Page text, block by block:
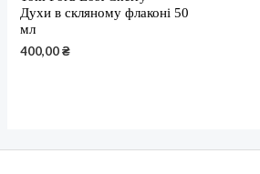
Духи в скляному флаконі 50
мл
400,00₴